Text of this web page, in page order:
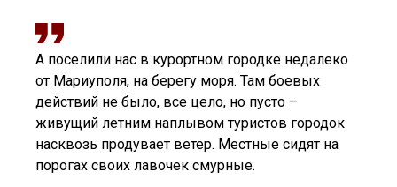
А поселили нас в курортном городке недалеко
от Мариуполя, на берегу моря. Там боевых
действий не было, все цело, но пусто –
живущий летним наплывом туристов городок
насквозь продувает ветер. Местные сидят на
порогах своих лавочек смурные.